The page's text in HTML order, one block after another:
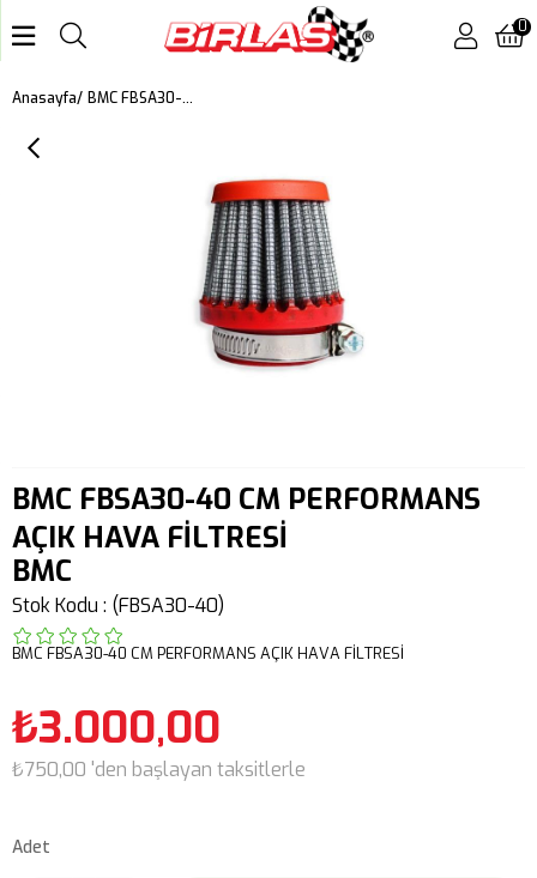
0
Anasayfa BMC FBSA30-40 CM PERFORMANS AÇIK HAVA FİLTRESİ
BMC FBSA30-40 CM PERFORMANS
AÇIK HAVA FİLTRESİ
BMC
Stok Kodu (FBSA30-40)
BMC FBSA30-40 CM PERFORMANS AÇIK HAVA FİLTRESİ
₺3.000,00
₺750,00 'den başlayan taksitlerle
Adet